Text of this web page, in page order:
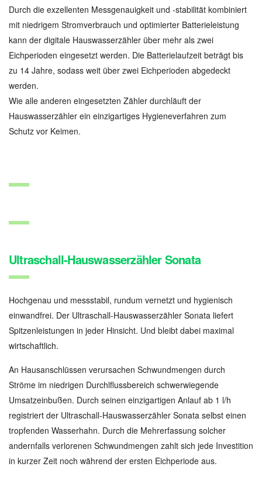
Durch die exzellenten Messgenauigkeit und -stabilität kombiniert
mit niedrigem Stromverbrauch und optimierter Batterieleistung
kann der digitale Hauswasserzähler über mehr als zwei
Eichperioden eingesetzt werden. Die Batterielaufzeit beträgt bis
zu 14 Jahre, sodass weit über zwei Eichperioden abgedeckt
werden.
Wie alle anderen eingesetzten Zähler durchläuft der
Hauswasserzähler ein einzigartiges Hygieneverfahren zum
Schutz vor Keimen.
Ultraschall-Hauswasserzähler Sonata
Hochgenau und messstabil, rundum vernetzt und hygienisch
einwandfrei. Der Ultraschall-Hauswasserzähler Sonata liefert
Spitzenleistungen in jeder Hinsicht. Und bleibt dabei maximal
wirtschaftlich.
An Hausanschlüssen verursachen Schwundmengen durch
Ströme im niedrigen Durchlflussbereich schwerwiegende
Umsatzeinbußen. Durch seinen einzigartigen Anlauf ab 1 l/h
registriert der Ultraschall-Hauswasserzähler Sonata selbst einen
tropfenden Wasserhahn. Durch die Mehrerfassung solcher
andernfalls verlorenen Schwundmengen zahlt sich jede Investition
in kurzer Zeit noch während der ersten Eichperiode aus.